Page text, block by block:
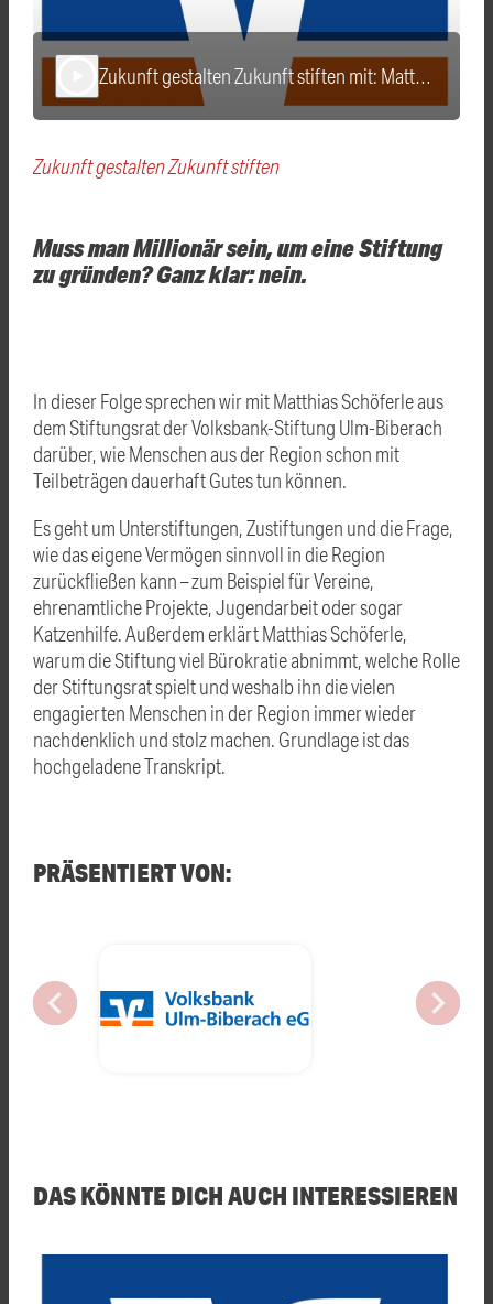
Zukunft gestalten Zukunft stiften mit: Matthias Schöferle
Zukunft gestalten Zukunft stiften
Muss man Millionär sein, um eine Stiftung
zu gründen? Ganz klar: nein.
In dieser Folge sprechen wir mit Matthias Schöferle aus
dem Stiftungsrat der Volksbank-Stiftung Ulm-Biberach
darüber, wie Menschen aus der Region schon mit
Teilbeträgen dauerhaft Gutes tun können.
Es geht um Unterstiftungen, Zustiftungen und die Frage,
wie das eigene Vermögen sinnvoll in die Region
zurückfließen kann – zum Beispiel für Vereine,
ehrenamtliche Projekte, Jugendarbeit oder sogar
Katzenhilfe. Außerdem erklärt Matthias Schöferle,
warum die Stiftung viel Bürokratie abnimmt, welche Rolle
der Stiftungsrat spielt und weshalb ihn die vielen
engagierten Menschen in der Region immer wieder
nachdenklich und stolz machen. Grundlage ist das
hochgeladene Transkript.
PRÄSENTIERT VON:
chevron_left chevron_right
DAS KÖNNTE DICH AUCH INTERESSIEREN